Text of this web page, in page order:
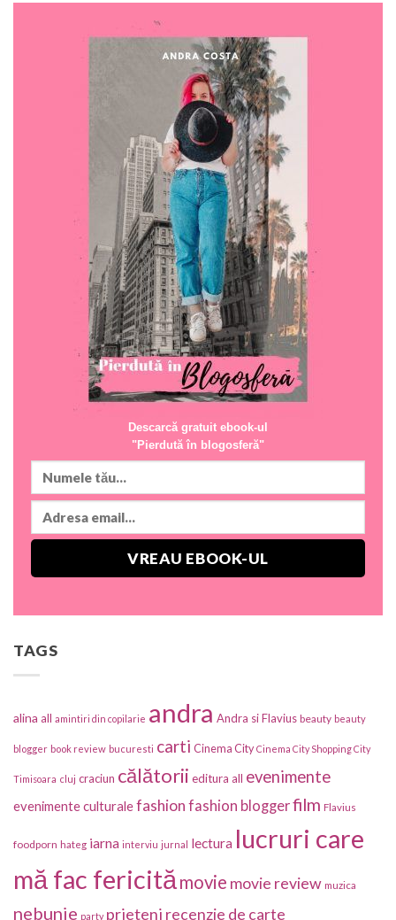
Descarcă gratuit ebook-ul
"Pierdută în blogosferă"
TAGS
alina all amintiri din copilarie andra Andra si Flavius beauty beauty
blogger book review bucuresti carti Cinema City Cinema City Shopping City
Timisoara cluj craciun călătorii editura all evenimente
evenimente culturalefashion fashion bloggerfilm Flavius
foodporn hateg iarna interviu jurnal lectura lucruri care
mă fac fericită movie movie review muzica
nebunie party prieteni recenzie de carte